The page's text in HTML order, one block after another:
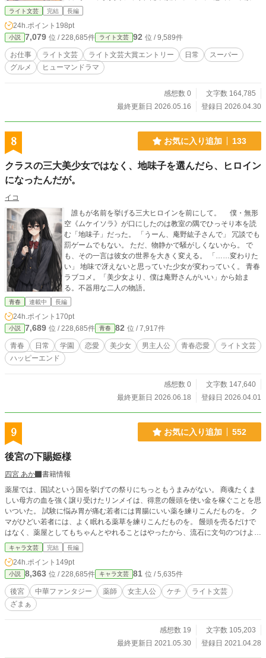
なる前に誰かの今日を温めたい、その気持ちで京子は今日も
ライト文芸 完結 長編
24h.ポイント 198pt
小説 7,079 位 / 228,685件 ライト文芸 92 位 / 9,589件
お仕事 ライト文芸 ライト文芸大賞エントリー 日常
スーパー
グルメ
ヒューマンドラマ
感想数 0
文字数 164,785
最終更新日 2026.05.16
登録日 2026.04.30
8 お気に入り追加 133
クラスの三大美少女ではなく、地味子を選んだら、ヒロイン
になったんだが。
イコ
誰もが名前を挙げる三大ヒロインを前にして。 僕・無形
空《ムケイソラ》が口にしたのは教室の隅でひっそり本を読
む「地味子」だった。 「うーん、庵野紘子さんで」 冗談でも
罰ゲームでもない。 ただ、物静かで騒がしくないから。 で
も、その一言は彼女の世界を大きく変える。 「……変わりた
い」 地味で冴えないと思っていた少女が変わっていく。 青春
ラブコメ。「美少女より、僕は庵野さんがいい」から始ま
る。不器用な二人の物語。
青春 連載中 長編
24h.ポイント 170pt
小説 7,689 位 / 228,685件 青春 82 位 / 7,917件
青春 日常 学園 恋愛 美少女 男主人公 青春恋愛
ライト文芸
ハッピーエンド
感想数 0
文字数 147,640
最終更新日 2026.06.18
登録日 2026.04.01
9 お気に入り追加 552
後宮の下賜姫様
四宮 あか
書籍情報
薬屋では、国試という国を挙げての祭りにちっともうまみがない。 商魂たくま
しい母方の血を強く譲り受けたリンメイは、得意の饅頭を使い金を稼ぐことを思
いついた。 試験に悩み胃が痛む若者には胃腸にいい薬を練りこんだものを。 ク
マがひどい若者には、よく眠れる薬草を練りこんだものを。 饅頭を売るだけで
はなく、薬屋としてもちゃんとやれることはやったから、流石に文句のつけよう
もないでしょう。 これで、薬屋の跡取りは私で決まったな！と思ったときに。
リンメイのもとに、後宮に上がるようにお達しがきたからさぁ大変。好きな男を
市井において、一年どうか待っていてとリンメイは後宮に入った。 今日から毎
日20時更新します。 予約ミスで29話とんでおりましたすみません。
キャラ文芸 完結 長編
24h.ポイント 149pt
小説 8,363 位 / 228,685件 キャラ文芸 81 位 / 5,635件
後宮 中華ファンタジー 薬師 女主人公 ケチ
ライト文芸
ざまぁ
感想数 19
文字数 105,203
最終更新日 2021.05.30
登録日 2021.04.28